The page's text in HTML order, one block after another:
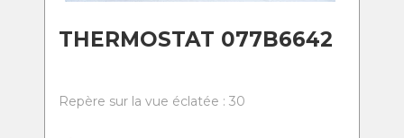
THERMOSTAT 077B6642
Repère sur la vue éclatée : 30